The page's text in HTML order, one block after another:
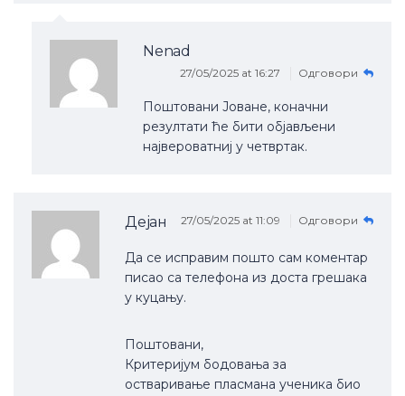
Nenad
27/05/2025 at 16:27 Одговори
Поштовани Јоване, коначни
резултати ће бити објављени
највероватниј у четвртак.
Дејан 27/05/2025 at 11:09 Одговори
Да се исправим пошто сам коментар
писао са телефона из доста грешака
у куцању.
Поштовани,
Критеријум бодовања за
остваривање пласмана ученика био